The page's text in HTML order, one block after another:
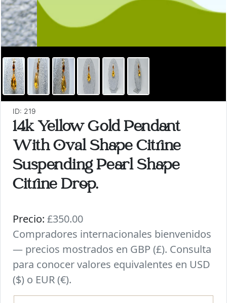
ID: 219
14k Yellow Gold Pendant
With Oval Shape Citrine
Suspending Pearl Shape
Citrine Drop.
Precio: £350.00
Compradores internacionales bienvenidos
— precios mostrados en GBP (£). Consulta
para conocer valores equivalentes en USD
($) o EUR (€).